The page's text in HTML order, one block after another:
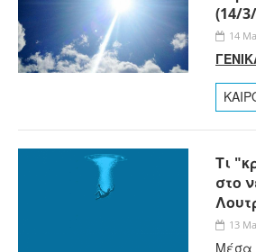
(14/
14
Τι
στο
13
Μέσα